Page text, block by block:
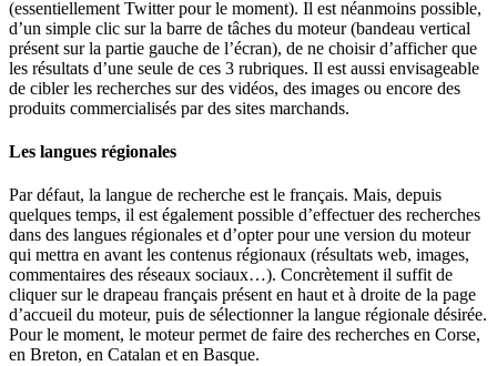
(essentiellement Twitter pour le moment). Il est néanmoins possible,
d’un simple clic sur la barre de tâches du moteur (bandeau vertical
présent sur la partie gauche de l’écran), de ne choisir d’afficher que
les résultats d’une seule de ces 3 rubriques. Il est aussi envisageable
de cibler les recherches sur des vidéos, des images ou encore des
produits commercialisés par des sites marchands.
Les langues régionales
Par défaut, la langue de recherche est le français. Mais, depuis
quelques temps, il est également possible d’effectuer des recherches
dans des langues régionales et d’opter pour une version du moteur
qui mettra en avant les contenus régionaux (résultats web, images,
commentaires des réseaux sociaux…). Concrètement il suffit de
cliquer sur le drapeau français présent en haut et à droite de la page
d’accueil du moteur, puis de sélectionner la langue régionale désirée.
Pour le moment, le moteur permet de faire des recherches en Corse,
en Breton, en Catalan et en Basque.